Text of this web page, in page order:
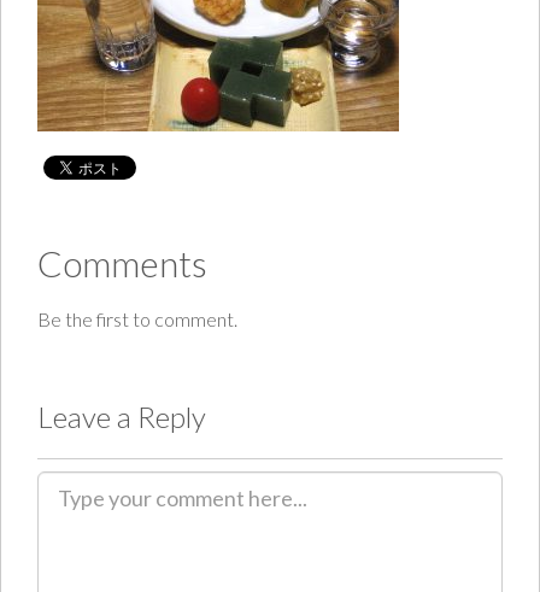
Comments
Be the first to comment.
Leave a Reply